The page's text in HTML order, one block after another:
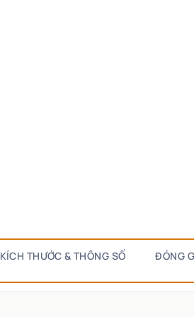
KÍCH THƯỚC & THÔNG SỐ ĐÓNG